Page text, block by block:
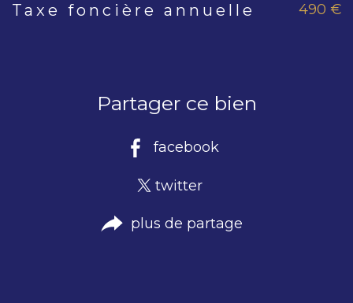
Caractéristiques Valeurs
Taxe foncière annuelle 490 €
Partager ce bien
facebook
twitter
plus de partage